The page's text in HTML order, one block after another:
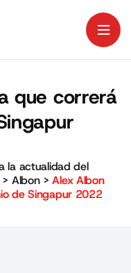
que correrá
la actualidad del
> Albon>Alex Albon
de Singapur 2022